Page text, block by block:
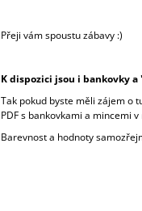
Přeji vám spoustu zábavy :)
K dispozici jsou i bankovky
Tak pokud byste měli zájem o
PDF s bankovkami a mincemi
Barevnost a hodnoty